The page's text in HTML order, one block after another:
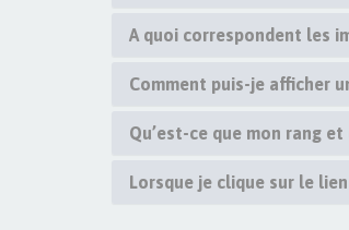
A quoi correspondent les
Comment puis-je afficher
Qu’est-ce que mon rang
Lorsque je clique sur le lien